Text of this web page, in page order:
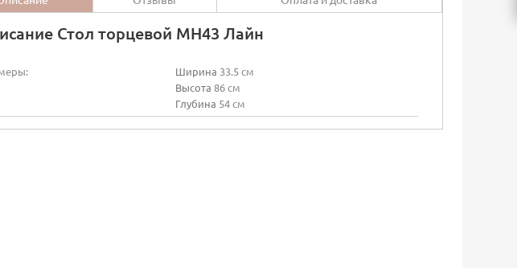
Стол торцевой МН43 Лайн
Ширина 33.5 см
Высота 86 см
Глубина 54 см